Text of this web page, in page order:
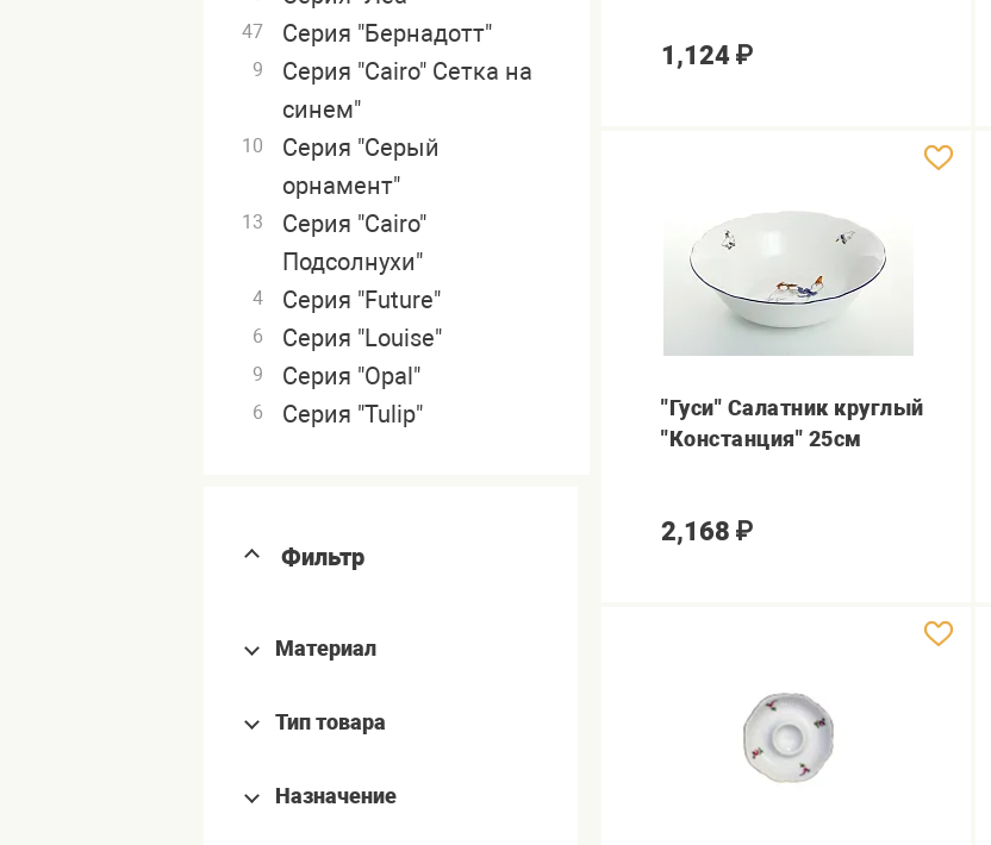
47 Серия "Бернадотт"
9
Серия "Cairo" Сетка на
синем"
10
Серия "Серый
орнамент"
13
Серия "Cairo"
Подсолнухи"
4 Серия "Future"
6 Серия "Louise"
9 Серия "Opal"
6 Серия "Tulip"
Фильтр
Материал
Тип товара
Назначение
1,124 ₽
"Гуси" Салатник круглый
"Констанция" 25см
2,168 ₽